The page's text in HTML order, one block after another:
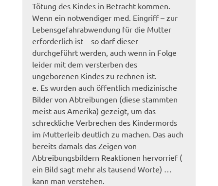
Tötung des Kindes in Betracht kommen.
Wenn ein notwendiger med. Eingriff – zur
Lebensgefahrabwendung für die Mutter
erforderlich ist – so darf dieser
durchgeführt werden, auch wenn in Folge
leider mit dem versterben des
ungeborenen Kindes zu rechnen ist.
e. Es wurden auch öffentlich medizinische
Bilder von Abtreibungen (diese stammten
meist aus Amerika) gezeigt, um das
schreckliche Verbrechen des Kindermords
im Mutterleib deutlich zu machen. Das auch
bereits damals das Zeigen von
Abtreibungsbildern Reaktionen hervorrief (
ein Bild sagt mehr als tausend Worte) …
kann man verstehen.